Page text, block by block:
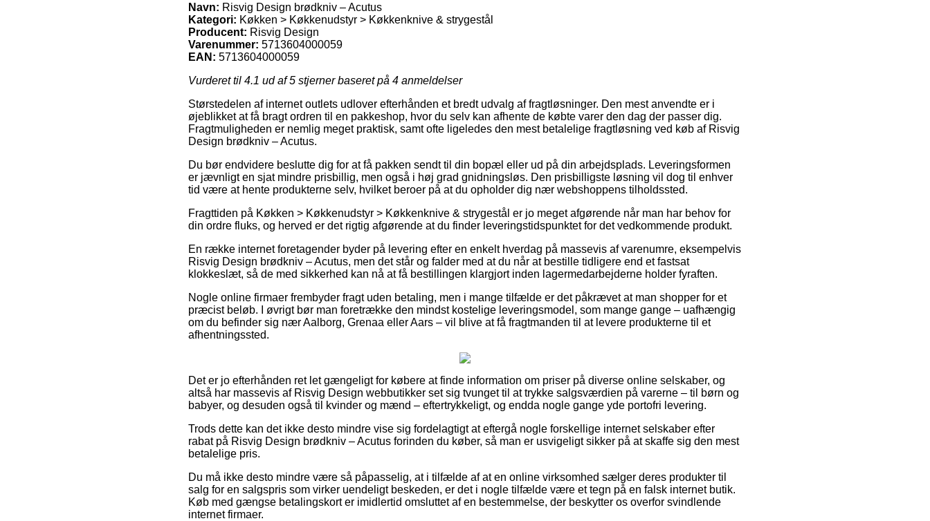
Navn: Risvig Design brødkniv – Acutus
Kategori: Køkken > Køkkenudstyr > Køkkenknive & strygestål
Producent: Risvig Design
Varenummer: 5713604000059
EAN: 5713604000059
Vurderet til 4.1 ud af 5 stjerner baseret på 4 anmeldelser
Størstedelen af internet outlets udlover efterhånden et bredt udvalg af fragtløsninger. Den mest anvendte er i
øjeblikket at få bragt ordren til en pakkeshop, hvor du selv kan afhente de købte varer den dag der passer dig.
Fragtmuligheden er nemlig meget praktisk, samt ofte ligeledes den mest betalelige fragtløsning ved køb af Risvig
Design brødkniv – Acutus.
Du bør endvidere beslutte dig for at få pakken sendt til din bopæl eller ud på din arbejdsplads. Leveringsformen
er jævnligt en sjat mindre prisbillig, men også i høj grad gnidningsløs. Den prisbilligste løsning vil dog til enhver
tid være at hente produkterne selv, hvilket beroer på at du opholder dig nær webshoppens tilholdssted.
Fragttiden på Køkken > Køkkenudstyr > Køkkenknive & strygestål er jo meget afgørende når man har behov for
din ordre fluks, og herved er det rigtig afgørende at du finder leveringstidspunktet for det vedkommende produkt.
En række internet foretagender byder på levering efter en enkelt hverdag på massevis af varenumre, eksempelvis
Risvig Design brødkniv – Acutus, men det står og falder med at du når at bestille tidligere end et fastsat
klokkeslæt, så de med sikkerhed kan nå at få bestillingen klargjort inden lagermedarbejderne holder fyraften.
Nogle online firmaer frembyder fragt uden betaling, men i mange tilfælde er det påkrævet at man shopper for et
præcist beløb. I øvrigt bør man foretrække den mindst kostelige leveringsmodel, som mange gange – uafhængig
om du befinder sig nær Aalborg, Grenaa eller Aars – vil blive at få fragtmanden til at levere produkterne til et
afhentningssted.
Det er jo efterhånden ret let gængeligt for købere at finde information om priser på diverse online selskaber, og
altså har massevis af Risvig Design webbutikker set sig tvunget til at trykke salgsværdien på varerne – til børn og
babyer, og desuden også til kvinder og mænd – eftertrykkeligt, og endda nogle gange yde portofri levering.
Trods dette kan det ikke desto mindre vise sig fordelagtigt at eftergå nogle forskellige internet selskaber efter
rabat på Risvig Design brødkniv – Acutus forinden du køber, så man er usvigeligt sikker på at skaffe sig den mest
betalelige pris.
Du må ikke desto mindre være så påpasselig, at i tilfælde af at en online virksomhed sælger deres produkter til
salg for en salgspris som virker uendeligt beskeden, er det i nogle tilfælde være et tegn på en falsk internet butik.
Køb med gængse betalingskort er imidlertid omsluttet af en bestemmelse, der beskytter os overfor svindlende
internet firmaer.